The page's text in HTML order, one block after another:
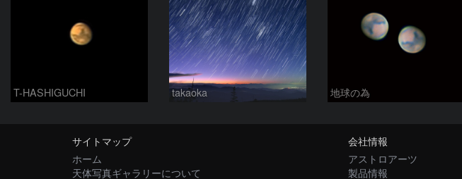
T-HASHIGUCHI takaoka 地球の為
サイトマップ
ホーム
天体写真ギャラリーについて
会社情報
アストロアーツ
製品情報